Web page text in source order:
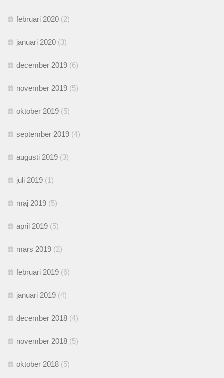
februari 2020 (2)
januari 2020 (3)
december 2019 (6)
november 2019 (5)
oktober 2019 (5)
september 2019 (4)
augusti 2019 (3)
juli 2019 (1)
maj 2019 (5)
april 2019 (5)
mars 2019 (2)
februari 2019 (6)
januari 2019 (4)
december 2018 (4)
november 2018 (5)
oktober 2018 (5)